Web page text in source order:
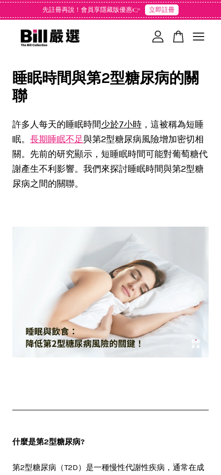
先註冊再說！會員享隱藏版優惠👉 立即註冊
睡眠時間與第2型糖尿病的關
聯
許多人每天的睡眠時間少於7小時 ，這被稱為短睡
眠。 長期睡眠不足與第2型糖尿病風險增加密切相
關。先前的研究顯示，短睡眠時間可能對葡萄糖代
謝產生不利影響。我們來探討睡眠時間與第2型糖
尿病之間的關聯。
什麼是第2型糖尿病?
第2型糖尿病（T2D）是一種慢性代謝性疾病，通常在成
您的購物車目前還是空的。
繼續購物